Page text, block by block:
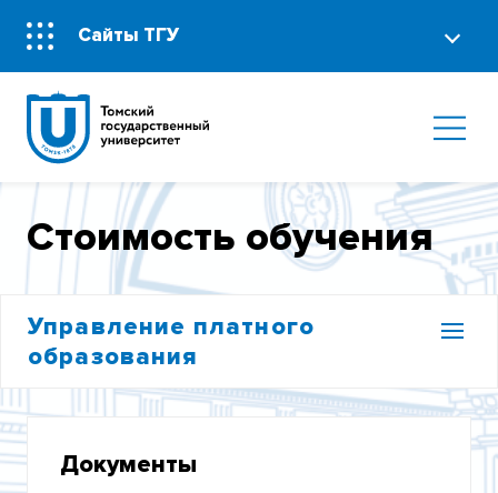
Сайты ТГУ
Стоимость обучения
Управление платного
образования
ПЕРЕЧЕНЬ ПЛАТНЫХ ОБРАЗОВАТЕЛЬНЫХ
ПОРЯДОК ОФОРМЛЕНИЯ ДОГОВОРОВ
Документы